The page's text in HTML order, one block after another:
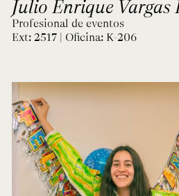
Julio Enrique Vargas
Profesional de eventos
Ext: 2517 | Oficina: K-206